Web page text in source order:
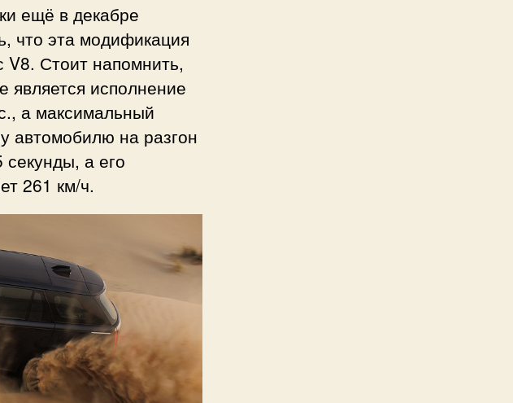
ещё в декабре
что эта модификация
V8. Стоит напомнить,
является исполнение
а максимальный
автомобилю на разгон
секунды, а его
261 км/ч.